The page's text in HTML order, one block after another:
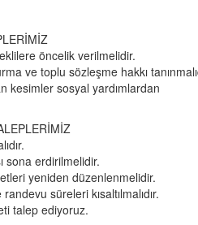
öncelik verilmelidir.
ve toplu sözleşme hakkı
kesimler sosyal yardımlardan
sona erdirilmelidir.
yeniden düzenlenmelidir.
süreleri kısaltılmalıdır.
talep ediyoruz.